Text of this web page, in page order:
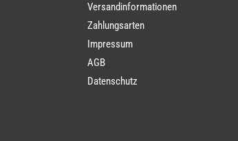
Versandinformationen
Zahlungsarten
Impressum
AGB
Datenschutz